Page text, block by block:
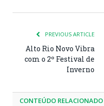
PREVIOUS ARTICLE
Alto Rio Novo Vibra
com o 2º Festival de
Inverno
CONTEÚDO RELACIONADO